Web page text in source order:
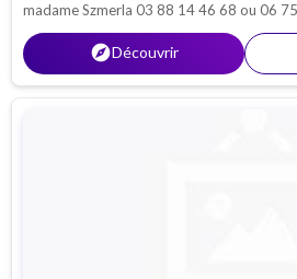
madame Szmerla 03 88 14 46 68 ou 06
explorerDécouvrir